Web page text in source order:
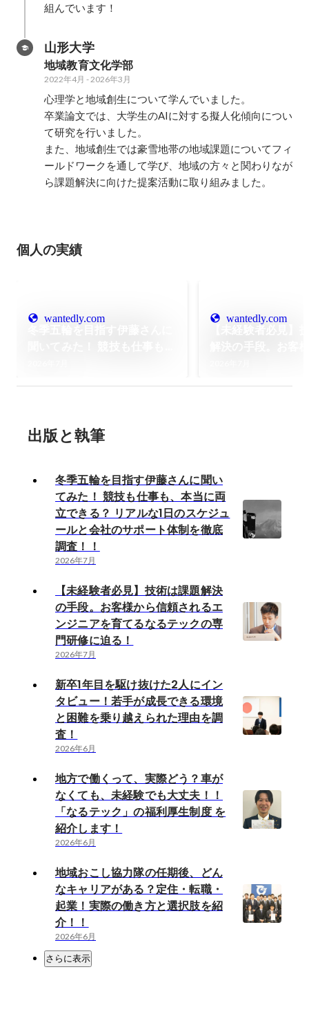
組んでいます！
山形大学
地域教育文化学部
2022年4月 - 2026年3月
心理学と地域創生について学んでいました。
卒業論文では、大学生のAIに対する擬人化傾向につい
て研究を行いました。
また、地域創生では豪雪地帯の地域課題についてフィ
ールドワークを通して学び、地域の方々と関わりなが
個人の実績
wantedly.com wantedly.com
出版と執筆
冬季五輪を目指す伊藤さんに聞い
てみた！ 競技も仕事も、本当に両
立できる？ リアルな1日のスケジュ
ールと会社のサポート体制を徹底
調査！！
2026年7月
【未経験者必見】技術は課題解決
の手段。お客様から信頼されるエ
ンジニアを育てるなるテックの専
門研修に迫る！
2026年7月
新卒1年目を駆け抜けた2人にイン
タビュー！若手が成長できる環境
と困難を乗り越えられた理由を調
査！
2026年6月
地方で働くって、実際どう？車が
なくても、未経験でも大丈夫！！
「なるテック」の福利厚生制度 を
紹介します！
2026年6月
地域おこし協力隊の任期後、どん
なキャリアがある？定住・転職・
起業！実際の働き方と選択肢を紹
介！！
2026年6月
さらに表示